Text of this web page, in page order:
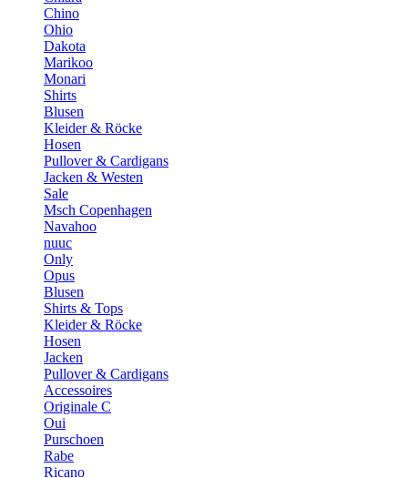
Chino
Ohio
Dakota
Marikoo
Monari
Shirts
Blusen
Kleider & Röcke
Hosen
Pullover & Cardigans
Jacken & Westen
Sale
Msch Copenhagen
Navahoo
nuuc
Only
Opus
Blusen
Shirts & Tops
Kleider & Röcke
Hosen
Jacken
Pullover & Cardigans
Accessoires
Originale C
Oui
Purschoen
Rabe
Ricano